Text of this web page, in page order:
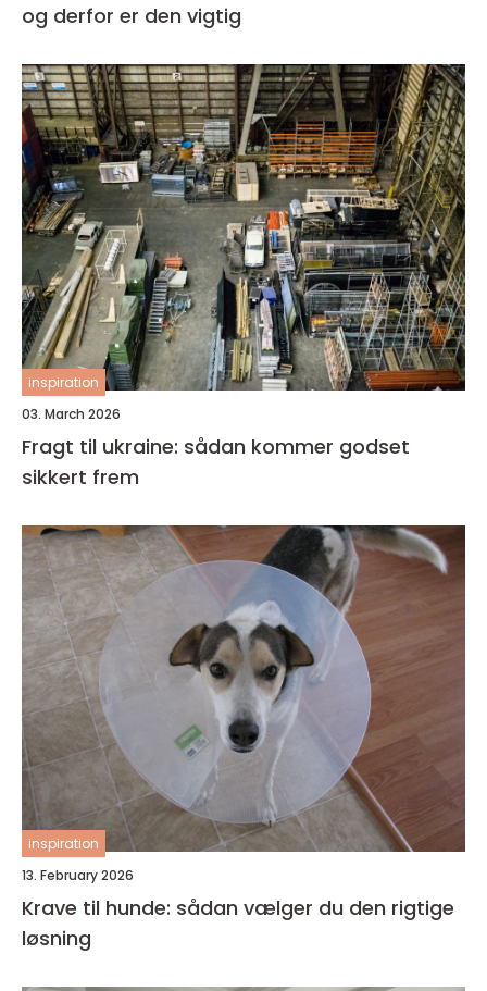
og derfor er den vigtig
inspiration
03. March 2026
Fragt til ukraine: sådan kommer godset
sikkert frem
inspiration
13. February 2026
Krave til hunde: sådan vælger du den rigtige
løsning